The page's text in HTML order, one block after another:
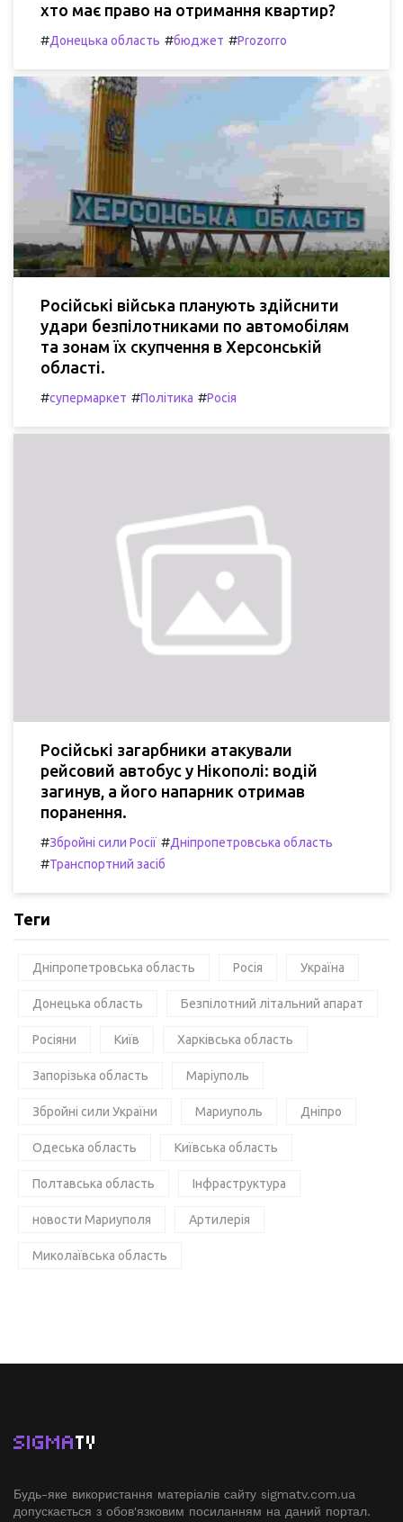
хто має право на отримання квартир?
#Донецька область #бюджет #Prozorro
Російські війська планують здійснити
удари безпілотниками по автомобілям
та зонам їх скупчення в Херсонській
області.
#супермаркет #Політика #Росія
Російські загарбники атакували
рейсовий автобус у Нікополі: водій
загинув, а його напарник отримав
поранення.
#Збройні сили Росії #Дніпропетровська область
#Транспортний засіб
Теги
Дніпропетровська область Росія Україна
Донецька область Безпілотний літальний апарат
Росіяни Київ Харківська область
Запорізька область Маріуполь
Збройні сили України Мариуполь Дніпро
Одеська область Київська область
Полтавська область Інфраструктура
новости Мариуполя Артилерія
Миколаївська область
SIGMATV
Будь-яке використання матеріалів сайту sigmatv.com.ua
допускається з обов'язковим посиланням на даний портал.